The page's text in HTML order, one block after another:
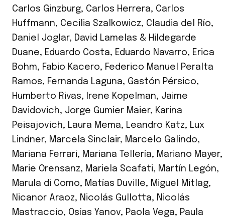
Carlos Ginzburg, Carlos Herrera, Carlos
Huffmann, Cecilia Szalkowicz, Claudia del Río,
Daniel Joglar, David Lamelas & Hildegarde
Duane, Eduardo Costa, Eduardo Navarro, Erica
Bohm, Fabio Kacero, Federico Manuel Peralta
Ramos, Fernanda Laguna, Gastón Pérsico,
Humberto Rivas, Irene Kopelman, Jaime
Davidovich, Jorge Gumier Maier, Karina
Peisajovich, Laura Mema, Leandro Katz, Lux
Lindner, Marcela Sinclair, Marcelo Galindo,
Mariana Ferrari, Mariana Tellería, Mariano Mayer,
Marie Orensanz, Mariela Scafati, Martín Legón,
Marula di Como, Matías Duville, Miguel Mitlag,
Nicanor Araoz, Nicolás Gullotta, Nicolás
Mastraccio, Osías Yanov, Paola Vega, Paula